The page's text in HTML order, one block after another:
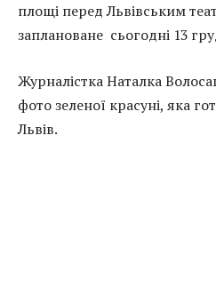
площі перед Львівським
заплановане сьогодні 13
Журналістка Наталка
фото зеленої красуні, яка
Львів.